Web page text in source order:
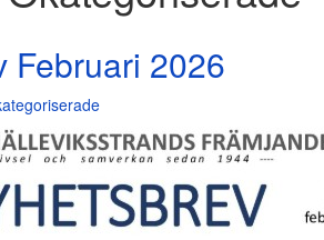
Februari 2026